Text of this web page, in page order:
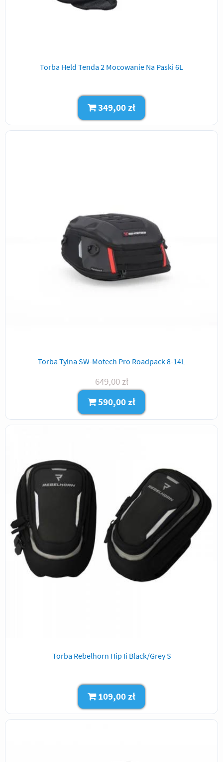
Torba Held Tenda 2 Mocowanie Na Paski 6L
349,00 zł
Torba Tylna SW-Motech Pro Roadpack 8-14L
649,00 zł
590,00 zł
Torba Rebelhorn Hip Ii Black/Grey S
109,00 zł